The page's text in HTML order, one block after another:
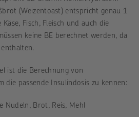
(Weizentoast) entspricht genau 1
Fisch, Fleisch und auch die
keine BE berechnet werden, da
ist die Berechnung von
die passende Insulindosis zu kennen:
Nudeln, Brot, Reis, Mehl